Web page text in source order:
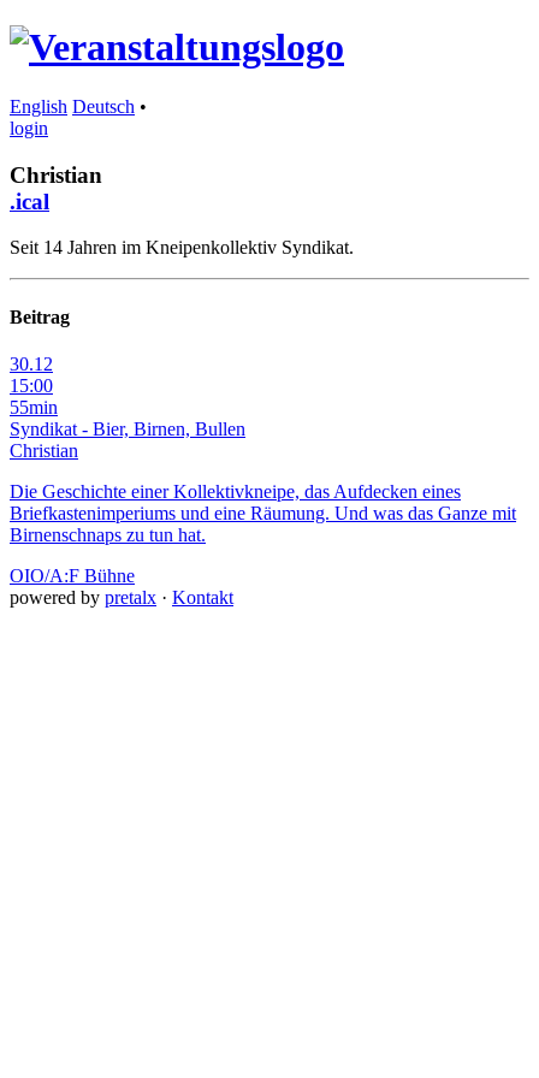
English Deutsch •
login
Christian
.ical
Seit 14 Jahren im Kneipenkollektiv Syndikat.
Beitrag
30.12
15:00
55min
Syndikat - Bier, Birnen, Bullen
Christian
Die Geschichte einer Kollektivkneipe, das Aufdecken eines
Briefkastenimperiums und eine Räumung. Und was das Ganze mit
Birnenschnaps zu tun hat.
OIO/A:F Bühne
powered by pretalx · Kontakt